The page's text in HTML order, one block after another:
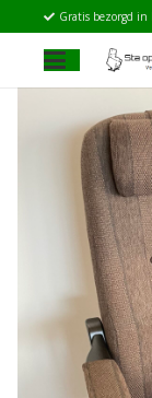
Gratis bezorgd in